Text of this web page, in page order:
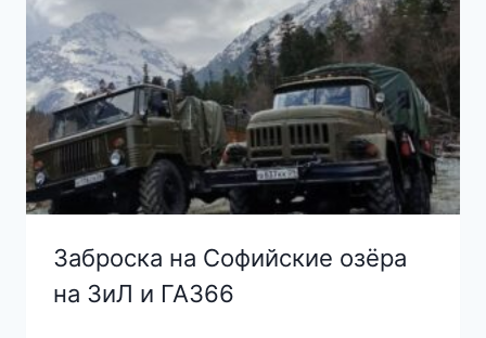
Заброска на Софийские озёра
на ЗиЛ и ГАЗ66